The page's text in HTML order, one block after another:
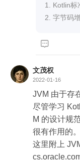
1. Kotlin标
2. 字节码

文茂权
2022-01-16
JVM 由于存
尽管学习
M 的设计规
很有作用的。
这里附上